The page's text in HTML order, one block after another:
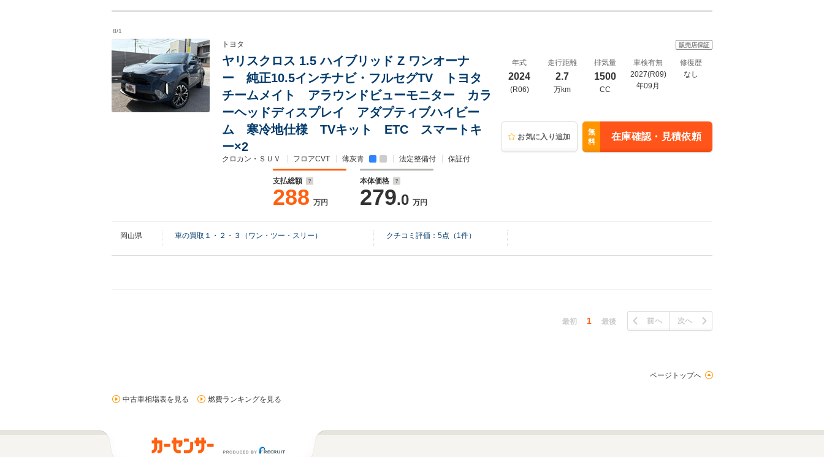
8/1
トヨタ
ヤリスクロス 1.5 ハイブリッド Z ワンオーナ
ー 純正10.5インチナビ・フルセグTV トヨタ
チームメイト アラウンドビューモニター カラ
ーヘッドディスプレイ アダプティブハイビー
ム 寒冷地仕様 TVキット ETC スマートキ
ー×2
クロカン・ＳＵＶ フロアCVT 薄灰青 法定整備付 保証付
支払総額
288 万円
本体価格
279.0 万円
販売店保証
年式
2024
(R06)
走行距離
2.7
万km
排気量
1500
CC
車検有無
2027(R09)
年09月
修復歴
なし
お気に入り追加
無
料
在庫確認・見積依頼
岡山県 車の買取１・２・３（ワン・ツー・スリー） クチコミ評価： 5点（ 1件）
最初 1 最後 前へ 次へ
ページトップへ
中古車相場表を見る 燃費ランキングを見る